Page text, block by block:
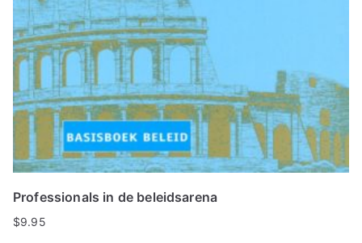
Professionals in de beleidsarena
$9.95